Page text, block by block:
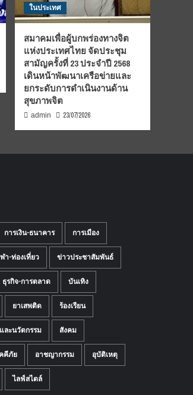
ในประเทศ
สมาคมเพื่อผู้บกพร่องทางจิต
แห่งประเทศไทย จัดประชุม
สามัญครั้งที่ 23 ประจำปี 2568
เดินหน้าพัฒนาเครือข่ายและ
ยกระดับการดำเนินงานด้าน
สุขภาพจิต
admin 23/07/2026
การเงิน-ธนาคาร การเมือง
า-ท่องเที่ยว ข่าวประชาสัมพันธ์
ธุรกิจ-การตลาด บันเทิง
ยาเสพติด ร้องเรียน
ละนวัตกรรม สังคม
คีภัย อาชญากรรม อุบัติเหตุ
ไลฟ์สไตล์